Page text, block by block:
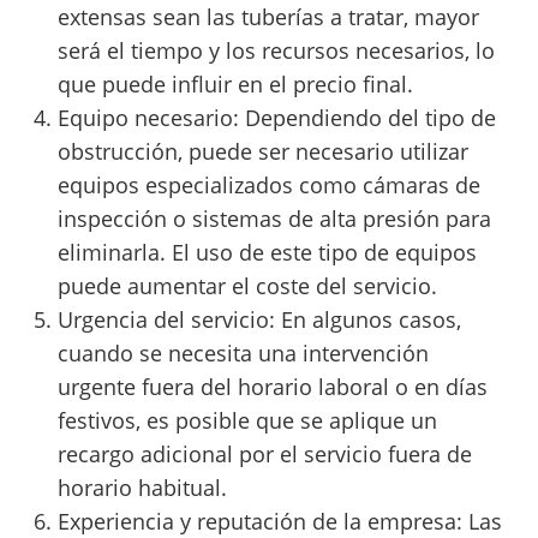
extensas sean las tuberías a tratar, mayor
será el tiempo y los recursos necesarios, lo
que puede influir en el precio final.
Equipo necesario: Dependiendo del tipo de
obstrucción, puede ser necesario utilizar
equipos especializados como cámaras de
inspección o sistemas de alta presión para
eliminarla. El uso de este tipo de equipos
puede aumentar el coste del servicio.
Urgencia del servicio: En algunos casos,
cuando se necesita una intervención
urgente fuera del horario laboral o en días
festivos, es posible que se aplique un
recargo adicional por el servicio fuera de
horario habitual.
Experiencia y reputación de la empresa: Las